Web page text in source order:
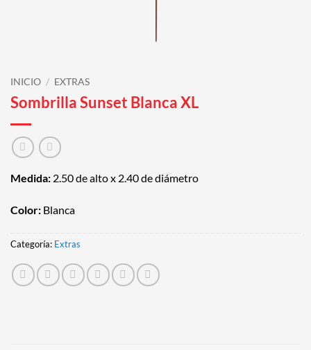
INICIO / EXTRAS
Sombrilla Sunset Blanca XL
Medida: 2.50 de alto x 2.40 de diámetro
Color: Blanca
Categoría: Extras